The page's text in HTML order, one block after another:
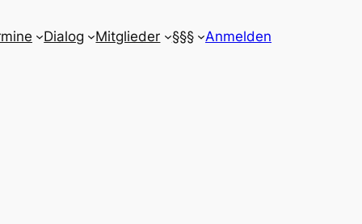
Dialog Mitglieder §§§ Anmelden